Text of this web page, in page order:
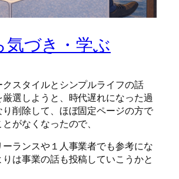
気づき・学ぶ
クスタイルとシンプルライフの話
選しようと、時代遅れになった過
削除して、ほぼ固定ページの方で
がなくなったので、
ーランスや１人事業者でも参考にな
は事業の話も投稿していこうかと